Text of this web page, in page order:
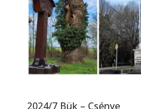
2024/7 Bük – Csénye